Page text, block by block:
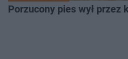
Porzucony pies wył